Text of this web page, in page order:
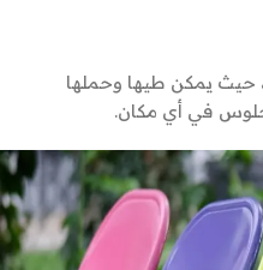
حيث يمكن طيها وحملها
في أي مكان.